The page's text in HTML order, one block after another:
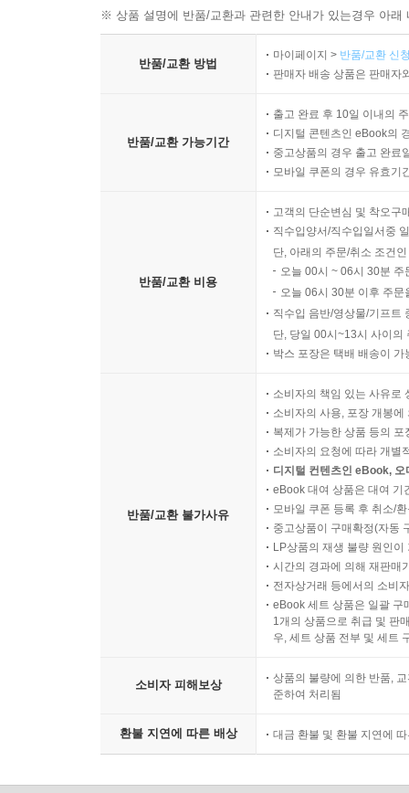
※ 상품 설명에 반품/교환과 관련한 안내가 있는경우 아
반품/교환 방법
마이페이지 > 반품/교환 신
판매자 배송 상품은 판매자
반품/교환 가능기간
출고 완료 후 10일 이내의
디지털 콘텐츠인 eBook의
중고상품의 경우 출고 완료
모바일 쿠폰의 경우 유효기
반품/교환 비용
고객의 단순변심 및 착오구
직수입양서/직수입일서중
단, 아래의 주문/취소 조건
오늘 00시 ~ 06시 30분
오늘 06시 30분 이후 주
직수입 음반/영상물/기프트
단, 당일 00시~13시 사이의
박스 포장은 택배 배송이
반품/교환 불가사유
소비자의 책임 있는 사유로
소비자의 사용, 포장 개봉
복제가 가능한 상품 등의
소비자의 요청에 따라 개별
디지털 컨텐츠인 eBook,
eBook 대여 상품은 대여 기
모바일 쿠폰 등록 후 취소/
중고상품이 구매확정(자동
LP상품의 재생 불량 원인
시간의 경과에 의해 재판매
전자상거래 등에서의 소비
eBook 세트 상품은 일괄 구
1개의 상품으로 취급 및 판
우, 세트 상품 전부 및 세트
소비자 피해보상
상품의 불량에 의한 반품,
준하여 처리됨
환불 지연에 따른 배상 대금 환불 및 환불 지연에